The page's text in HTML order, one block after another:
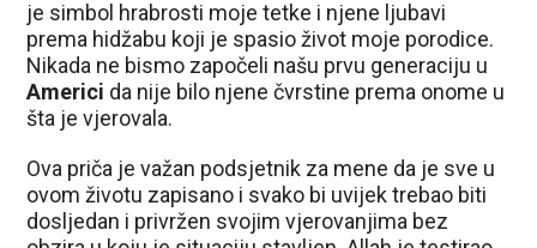
je simbol hrabrosti moje tetke i njene ljubavi
prema hidžabu koji je spasio život moje porodice.
Nikada ne bismo započeli našu prvu generaciju u
Americi da nije bilo njene čvrstine prema onome u
šta je vjerovala.
Ova priča je važan podsjetnik za mene da je sve u
ovom životu zapisano i svako bi uvijek trebao biti
dosljedan i privržen svojim vjerovanjima bez